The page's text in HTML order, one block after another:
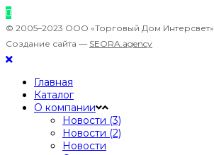
© 2005–2023 ООО «Торговый Дом Интерсвет»
Создание сайта — SEORA.agency
Главная
Каталог
О компании
Новости (3)
Новости (2)
Новости